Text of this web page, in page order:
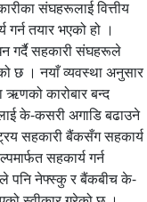
संघहरूलाई वित्तीय
तयार भएको हो ।
गर्दै सहकारी संघहरूले
छ । नयाँ व्यवस्था अनुसार
ऋणको कारोबार बन्द
के-कसरी अगाडि बढाउने
सहकारी बैंकसँग सहकार्य
सहकार्य गर्न
पनि नेफ्स्कु र बैंकबीच के-